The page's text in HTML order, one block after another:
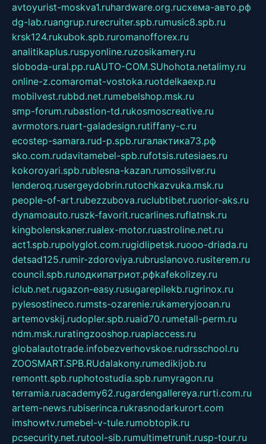
avtoyurist-moskva1.ruhardware.org.ruсхема-авто.рф
dg-lab.ruangrup.rurecruiter.spb.rumusic8.spb.ru
krsk124.rukubok.spb.ruromanofforex.ru
analitikaplus.ruspyonline.ruzosikamery.ru
sloboda-ural.pp.ruAUTO-COM.SUhohota.netalimy.ru
online-z.comaromat-vostoka.ruotdelkaexp.ru
mobilvest.rubbd.net.rumebelshop.msk.ru
smp-forum.rubastion-td.rukosmoscreative.ru
avrmotors.ruart-galadesign.rutiffany-c.ru
ecostep-samara.rud-p.spb.ruгалактика73.рф
sko.com.rudavitamebel-spb.rufotsis.rutesiaes.ru
kokoroyari.spb.rublesna-kazan.rumossilver.ru
lenderoq.rusergeydobrin.rutochkazvuka.msk.ru
people-of-art.rubezzubova.ruclubtibet.ruorior-aks.ru
dynamoauto.ruszk-favorit.rucarlines.ruflatnsk.ru
kingbolenskaner.rualex-motor.ruastroline.net.ru
act1.spb.rupolyglot.com.rugidlipetsk.ruooo-driada.ru
detsad125.rumir-zdoroviya.rubruslanovo.rusiterem.ru
council.spb.ruлодкипатриот.рфkafekolizey.ru
iclub.net.rugazon-easy.rusugarepilekb.rugrinox.ru
pylesostineco.rumsts-ozarenie.rukameryjooan.ru
artemovskij.rudopler.spb.ruaid70.rumetall-perm.ru
ndm.msk.ruratingzooshop.ruapiaccess.ru
globalautotrade.infobezverhovskoe.rudrsschool.ru
ZOOSMART.SPB.RUdalakony.rumedikijob.ru
remontt.spb.ruphotostudia.spb.rumyragon.ru
terramia.ruacademy62.rugardengallereya.rurti.com.ru
artem-news.rubiserinca.rukrasnodarkurort.com
imshowtv.rumebel-v-tule.rumobtopik.ru
pcsecurity.net.rutool-sib.rumultimetrunit.rusp-tour.ru